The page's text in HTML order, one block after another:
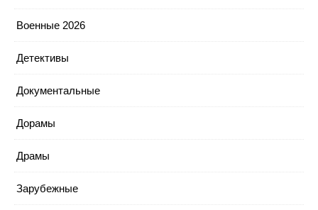
Военные 2026
Детективы
Документальные
Дорамы
Драмы
Зарубежные